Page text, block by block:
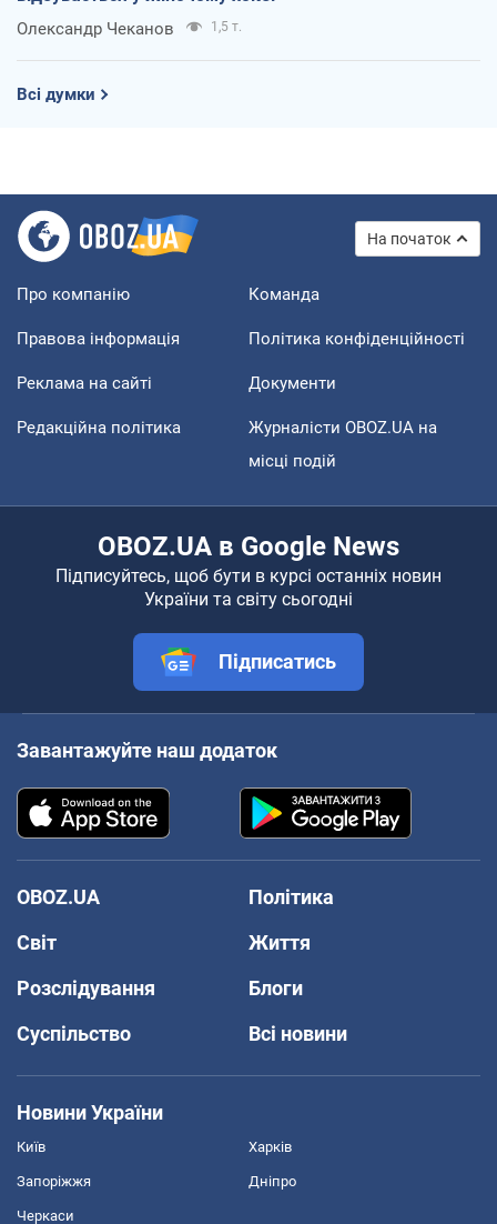
Олександр Чеканов 1,5 т.
Всі думки
На початок
Про компанію Команда
Правова інформація Політика конфіденційності
Реклама на сайті Документи
Редакційна політика
Журналісти OBOZ.UA на
місці подій
OBOZ.UA в Google News
Підписуйтесь, щоб бути в курсі останніх новин
України та світу сьогодні
Підписатись
Завантажуйте наш додаток
OBOZ.UA
Політика
Світ
Життя
Розслідування
Блоги
Суспільство
Всі новини
Новини України
Київ Харків
Запоріжжя Дніпро
Черкаси